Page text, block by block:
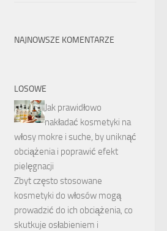
NAJNOWSZE KOMENTARZE
LOSOWE
Jak prawidłowo
nakładać kosmetyki na
włosy mokre i suche, by uniknąć
obciążenia i poprawić efekt
pielęgnacji
Zbyt często stosowane
kosmetyki do włosów mogą
prowadzić do ich obciążenia, co
skutkuje osłabieniem i